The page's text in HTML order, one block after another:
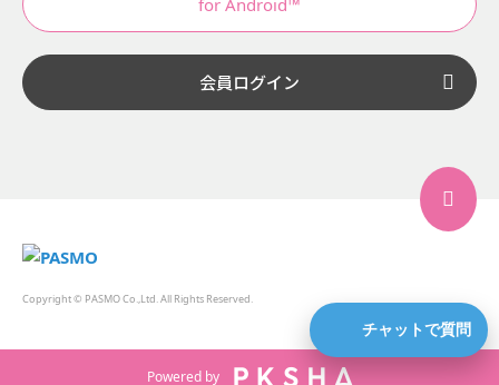
チャットで質問
会員ログイン
Copyright © PASMO Co.,Ltd. All Rights Reserved.
Powered by